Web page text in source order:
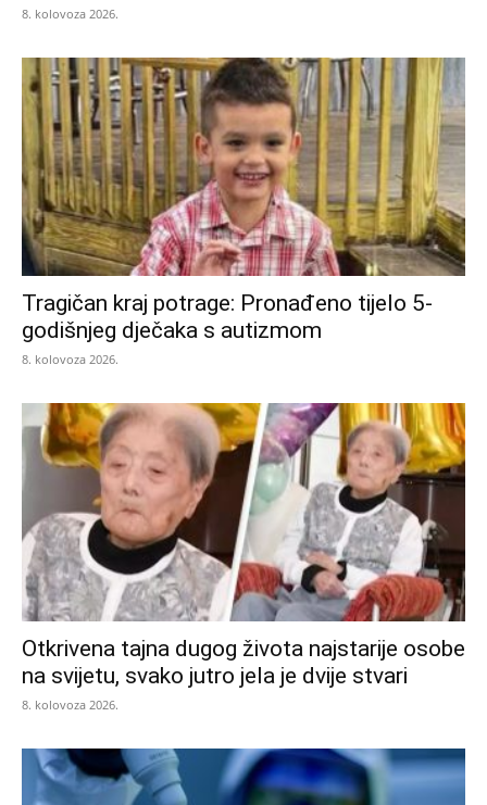
8. kolovoza 2026.
Tragičan kraj potrage: Pronađeno tijelo 5-
godišnjeg dječaka s autizmom
8. kolovoza 2026.
Otkrivena tajna dugog života najstarije osobe
na svijetu, svako jutro jela je dvije stvari
8. kolovoza 2026.